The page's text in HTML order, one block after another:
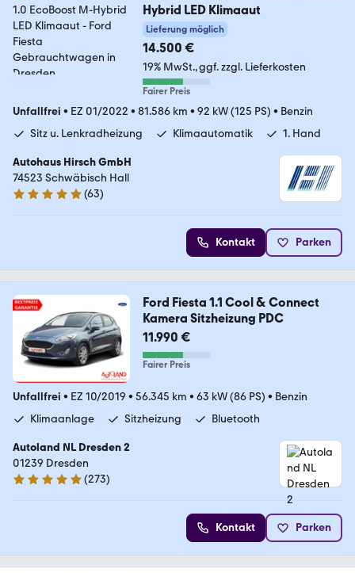
Hybrid LED Klimaaut
Lieferung möglich
14.500 €
19% MwSt. ggf. zzgl. Lieferkosten
Fairer Preis
Unfallfrei • EZ 01/2022 • 81.586 km • 92 kW (125 PS) • Benzin
Sitz u. Lenkradheizung
Klimaautomatik 1. Hand
Autohaus Hirsch GmbH
74523 Schwäbisch Hall
4.9 Sterne
(63)
Kontakt Parken
Ford Fiesta 1.1 Cool & Connect
Kamera Sitzheizung PDC
11.990 €
Fairer Preis
Unfallfrei • EZ 10/2019 • 56.345 km • 63 kW (86 PS) • Benzin
Klimaanlage
Sitzheizung Bluetooth
Autoland NL Dresden 2
01239 Dresden
4.9 Sterne
(273)
Kontakt Parken